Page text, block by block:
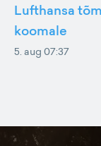
Lufthansa
koomale
5. aug 07:37